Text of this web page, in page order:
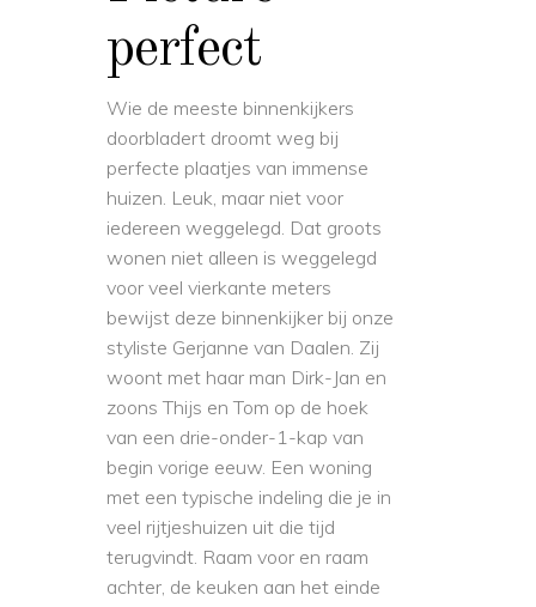
perfect
Wie de meeste binnenkijkers
doorbladert droomt weg bij
perfecte plaatjes van immense
huizen. Leuk, maar niet voor
iedereen weggelegd. Dat groots
wonen niet alleen is weggelegd
voor veel vierkante meters
bewijst deze binnenkijker bij onze
styliste Gerjanne van Daalen. Zij
woont met haar man Dirk-Jan en
zoons Thijs en Tom op de hoek
van een drie-onder-1-kap van
begin vorige eeuw. Een woning
met een typische indeling die je in
veel rijtjeshuizen uit die tijd
terugvindt. Raam voor en raam
achter, de keuken aan het einde